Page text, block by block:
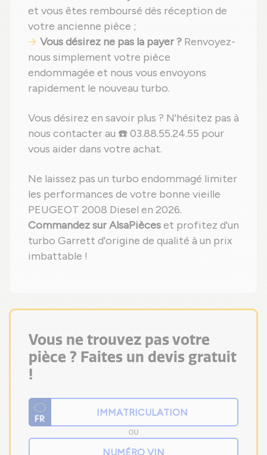
et vous êtes remboursé dès réception de
votre ancienne pièce ;
Vous désirez ne pas la payer ? Renvoyez-
nous simplement votre pièce
endommagée et nous vous envoyons
rapidement le nouveau turbo.
Vous désirez en savoir plus ? N'hésitez pas à
nous contacter au ☎️ 03.88.55.24.55 pour
vous aider dans votre achat.
Ne laissez pas un turbo endommagé limiter
les performances de votre bonne vieille
PEUGEOT 2008 Diesel en 2026.
Commandez sur AlsaPièceset profitez d'un
turbo Garrett d'origine de qualité à un prix
imbattable !
Vous ne trouvez pas votre
pièce ? Faites un devis gratuit
!
OU